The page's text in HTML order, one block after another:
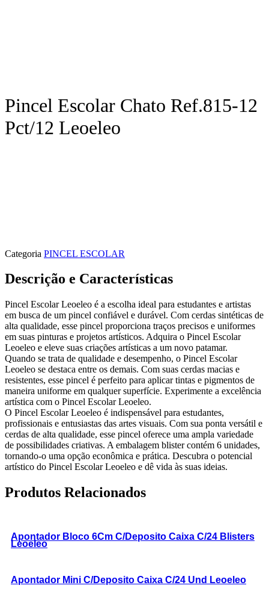
Pincel Escolar Chato Ref.815-12
Pct/12 Leoeleo
Categoria PINCEL ESCOLAR
Descrição e Características
Pincel Escolar Leoeleo é a escolha ideal para estudantes e artistas
em busca de um pincel confiável e durável. Com cerdas sintéticas de
alta qualidade, esse pincel proporciona traços precisos e uniformes
em suas pinturas e projetos artísticos. Adquira o Pincel Escolar
Leoeleo e eleve suas criações artísticas a um novo patamar.
Quando se trata de qualidade e desempenho, o Pincel Escolar
Leoeleo se destaca entre os demais. Com suas cerdas macias e
resistentes, esse pincel é perfeito para aplicar tintas e pigmentos de
maneira uniforme em qualquer superfície. Experimente a excelência
artística com o Pincel Escolar Leoeleo.
O Pincel Escolar Leoeleo é indispensável para estudantes,
profissionais e entusiastas das artes visuais. Com sua ponta versátil e
cerdas de alta qualidade, esse pincel oferece uma ampla variedade
de possibilidades criativas. A embalagem blister contém 6 unidades,
tornando-o uma opção econômica e prática. Descubra o potencial
artístico do Pincel Escolar Leoeleo e dê vida às suas ideias.
Produtos Relacionados
Apontador Bloco 6Cm C/Deposito Caixa C/24 Blisters
Leoeleo
Apontador Mini C/Deposito Caixa C/24 Und Leoeleo